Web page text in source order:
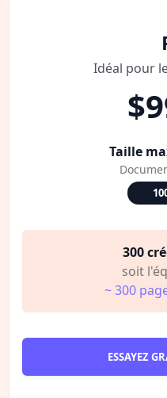
Idéal pour
Taille
300
soit
~ 300
ESSAYEZ